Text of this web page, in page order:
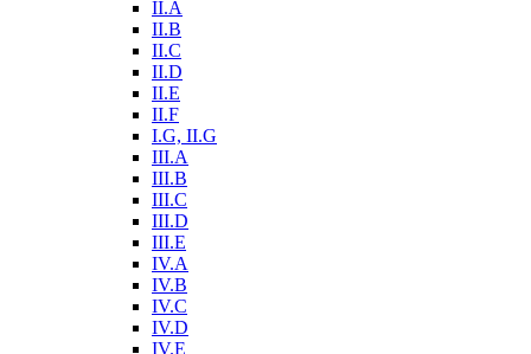
II.A
II.B
II.C
II.D
II.E
II.F
I.G, II.G
III.A
III.B
III.C
III.D
III.E
IV.A
IV.B
IV.C
IV.D
IV.E